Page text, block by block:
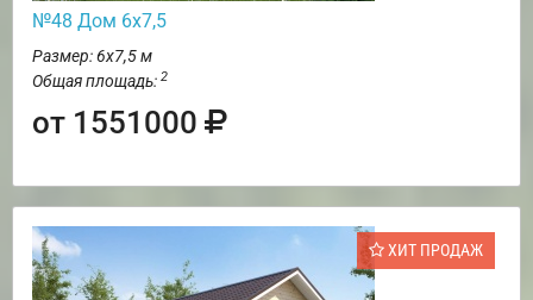
№48 Дом 6х7,5
Размер: 6х7,5 м
Общая площадь: 2
от 1551000
ХИТ ПРОДАЖ